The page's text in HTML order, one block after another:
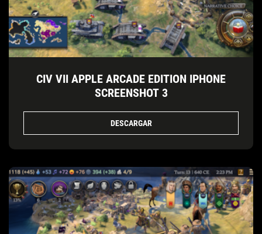
CIV VII APPLE ARCADE EDITION IPHONE
SCREENSHOT 3
DESCARGAR